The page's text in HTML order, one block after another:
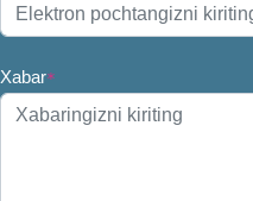
Xabar*